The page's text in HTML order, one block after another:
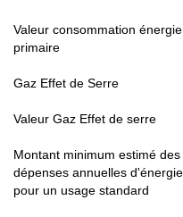
Valeur consommation énergie
primaire
Gaz Effet de Serre
Valeur Gaz Effet de serre
Montant minimum estimé des
dépenses annuelles d'énergie
pour un usage standard